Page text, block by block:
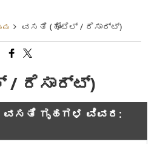
ವಸತಿ (ಹೋಟೆಲ್ / ರೆಸಾರ್ಟ್)
/ ರೆಸಾರ್ಟ್)
ಗೃಹಗಳ ವಿವರ: